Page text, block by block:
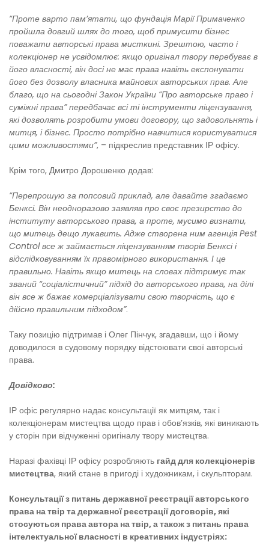
“Проте варто пам’ятати, що фундація Марії Примаченко
пройшла довгий шлях до того, щоб примусити бізнес
поважати авторські права мисткині. Зрештою, часто і
колекціонер не усвідомлює: якщо оригінал твору перебуває в
його власності, він досі не має права навіть експонувати
його без дозволу власника майнових авторських прав. Але
благо, що на сьогодні Закон України “Про авторське право і
суміжні права” передбачає всі ті інструменти ліцензування,
які дозволять розробити умови договору, що задовольнять і
митця, і бізнес. Просто потрібно навчитися користуватися
цими можливостями”, – підкреслив представник ІР офісу.
Крім того, Дмитро Дорошенко додав:
“Перепрошую за попсовий приклад, але давайте згадаємо
Бенксі. Він неодноразово заявляв про своє презирство до
інституту авторського права, а проте, мусимо визнати,
що митець дещо лукавить. Адже створена ним агенція Pest
Control все ж займається ліцензуванням творів Бенксі і
відслідковуванням їх правомірного використання. І це
правильно. Навіть якщо митець на словах підтримує так
званий “соціалістичний” підхід до авторського права, на ділі
він все ж бажає комерціалізувати свою творчість, що є
дійсно правильним підходом”.
Таку позицію підтримав і Олег Пінчук, згадавши, що і йому
доводилося в судовому порядку відстоювати свої авторські
права.
Довідково:
ІР офіс регулярно надає консультації як митцям, так і
колекціонерам мистецтва щодо прав і обов’язків, які виникають
у сторін при відчуженні оригіналу твору мистецтва.
Наразі фахівці ІР офісу розробляють гайд для колекціонерів
мистецтва, який стане в пригоді і художникам, і скульпторам.
Консультації з питань державної реєстрації авторського
права на твір та державної реєстрації договорів, які
стосуються права автора на твір, а також з питань права
інтелектуальної власності в креативних індустріях: